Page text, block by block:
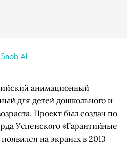
AI
анимационный
для детей дошкольного и
Проект был создан по
Успенского «Гарантийные
на экранах в 2010